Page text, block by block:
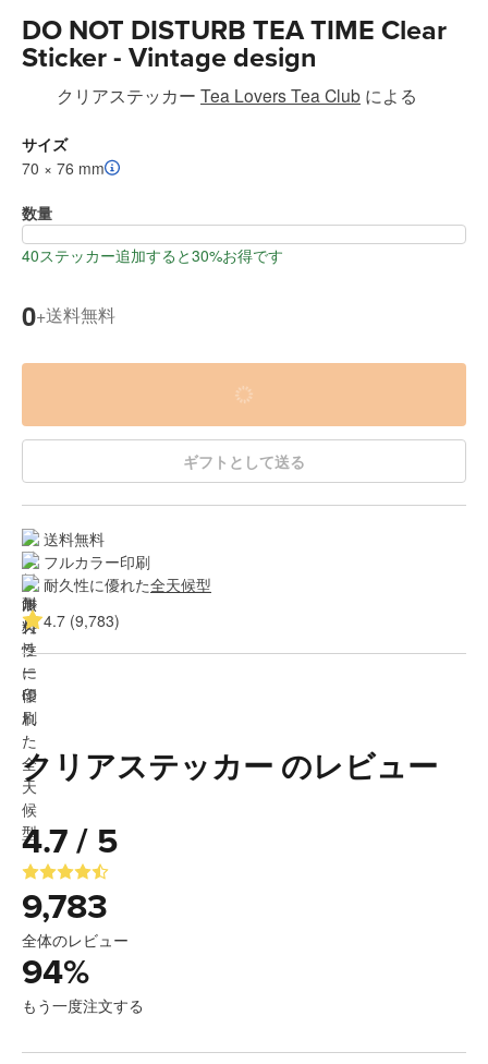
DO NOT DISTURB TEA TIME Clear
Sticker - Vintage design
クリアステッカー Tea Lovers Tea Club による
サイズ
70 × 76 mm
数量
40ステッカー追加すると30%お得です
0+送料無料
ギフトとして送る
送料無料
フルカラー印刷
耐久性に優れた全天候型
4.7 (9,783)
クリアステッカー のレビュー
4.7 / 5
9,783
全体のレビュー
94%
もう一度注文する